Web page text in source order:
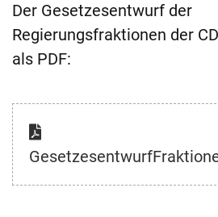
Der Gesetzesentwurf der
Regierungsfraktionen der
als PDF: